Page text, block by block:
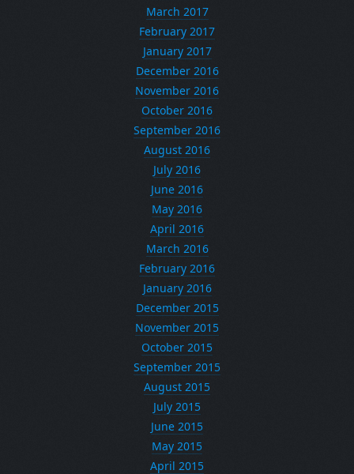
March 2017
February 2017
January 2017
December 2016
November 2016
October 2016
September 2016
August 2016
July 2016
June 2016
May 2016
April 2016
March 2016
February 2016
January 2016
December 2015
November 2015
October 2015
September 2015
August 2015
July 2015
June 2015
May 2015
April 2015